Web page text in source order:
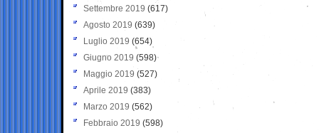
Settembre 2019 (617)
Agosto 2019 (639)
Luglio 2019 (654)
Giugno 2019 (598)
Maggio 2019 (527)
Aprile 2019 (383)
Marzo 2019 (562)
Febbraio 2019 (598)